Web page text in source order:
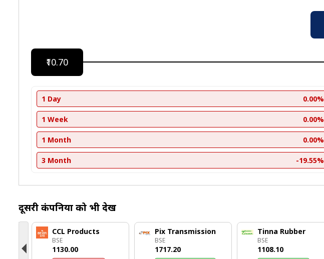
₹10.70
1 Day 0.00%
1 Week 0.00%
1 Month 0.00%
3 Month -19.55%
दूसरी कंपनियों को भी देखें
CCL Products
BSE
₹1130.00
Pix Transmission
BSE
₹1717.20
Tinna Rubber
BSE
₹1108.10